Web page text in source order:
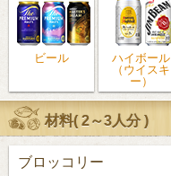
ビール
ハイボール
（ウイスキ
ー）
材料(2～3人分)
ブロッコリー